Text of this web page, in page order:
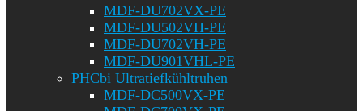
MDF-DU702VX-PE
MDF-DU502VH-PE
MDF-DU702VH-PE
MDF-DU901VHL-PE
PHCbi Ultratiefkühltruhen
MDF-DC500VX-PE